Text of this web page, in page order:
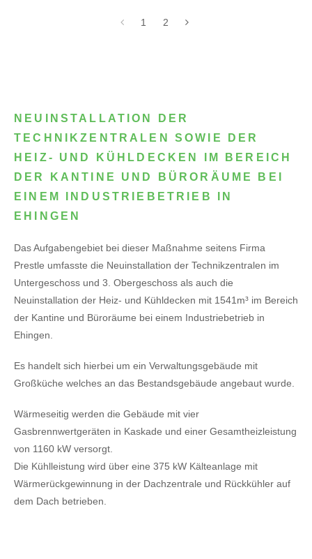
1 2
NEUINSTALLATION DER
TECHNIKZENTRALEN SOWIE DER
HEIZ- UND KÜHLDECKEN IM BEREICH
DER KANTINE UND BÜRORÄUME BEI
EINEM INDUSTRIEBETRIEB IN
EHINGEN
Das Aufgabengebiet bei dieser Maßnahme seitens Firma
Prestle umfasste die Neuinstallation der Technikzentralen im
Untergeschoss und 3. Obergeschoss als auch die
Neuinstallation der Heiz- und Kühldecken mit 1541m³ im Bereich
der Kantine und Büroräume bei einem Industriebetrieb in
Ehingen.
Es handelt sich hierbei um ein Verwaltungsgebäude mit
Großküche welches an das Bestandsgebäude angebaut wurde.
Wärmeseitig werden die Gebäude mit vier
Gasbrennwertgeräten in Kaskade und einer Gesamtheizleistung
von 1160 kW versorgt.
Die Kühlleistung wird über eine 375 kW Kälteanlage mit
Wärmerückgewinnung in der Dachzentrale und Rückkühler auf
dem Dach betrieben.